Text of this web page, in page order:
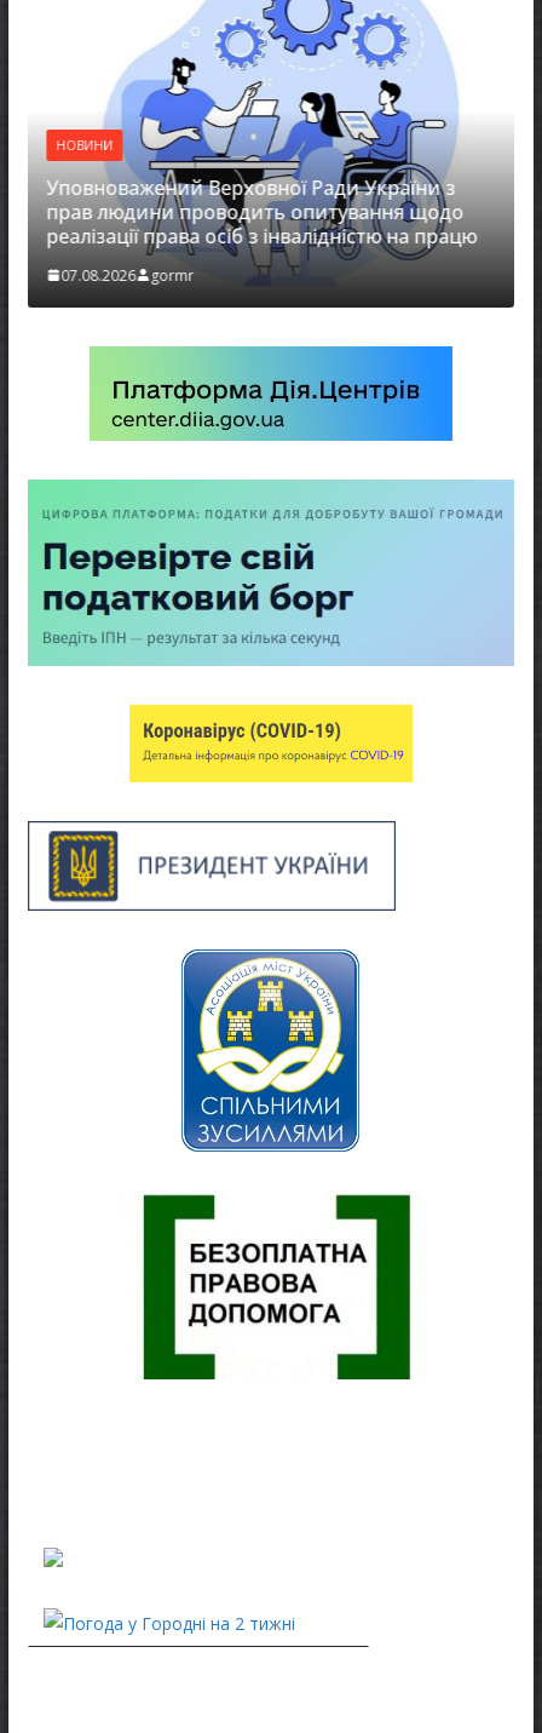
НОВИНИ
Уповноважений Верховної Ради України з
прав людини проводить опитування щодо
реалізації права осіб з інвалідністю на працю
07.08.2026 gormr